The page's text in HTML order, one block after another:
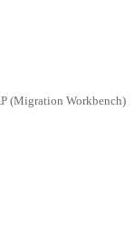
(Migration Workbench)